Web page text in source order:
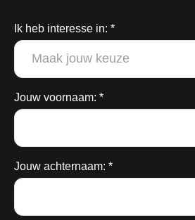
Ik heb interesse in: *
Personal training
Voedingsschema
Jouw voornaam: *
Jouw achternaam: *